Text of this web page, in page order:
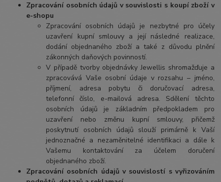
Zpracování osobních údajů v souvislosti s koupí zboží v
e-shopu
Zpracování osobních údajů je nezbytné pro účely
uzavření kupní smlouvy a její následné realizace,
dodání objednaného zboží a také z důvodu plnění
zákonných daňových povinností.
V případě tvorby objednávky Jewellis shromažďuje a
zpracovává Vaše osobní údaje v rozsahu – jméno,
příjmení, adresa pobytu či doručovací adresa,
telefonní číslo, e-mailová adresa. Sdělení těchto
osobních údajů je základním předpokladem pro
uzavření nebo změnu kupní smlouvy, přičemž
poskytnutí osobních údajů slouží primárně k Vaší
jednoznačné a nezaměnitelné identifikaci a dále k
Vašemu kontaktování za účelem doručení
objednaného zboží.
Zpracování osobních údajů v souvislostí s vyřizováním